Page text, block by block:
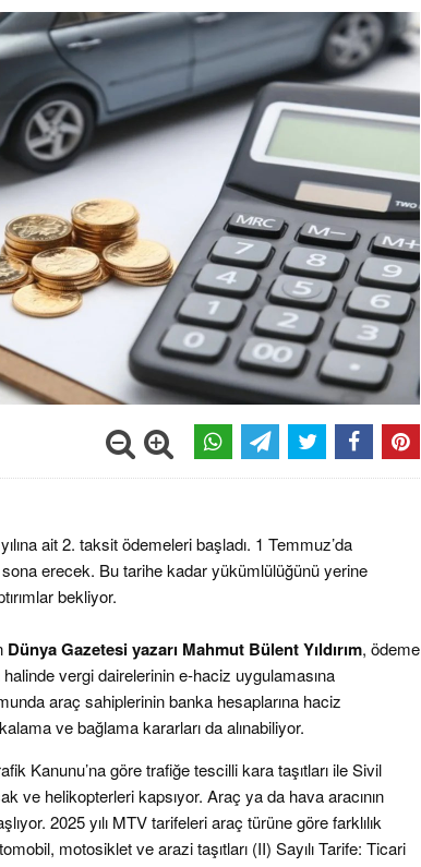
ait 2. taksit ödemeleri başladı. 1 Temmuz’da
erecek. Bu tarihe kadar yükümlülüğünü yerine
bekliyor.
Dünya Gazetesi yazarı Mahmut Bülent Yıldırım, ödeme
halinde vergi dairelerinin e-haciz uygulamasına
araç sahiplerinin banka hesaplarına haciz
ve bağlama kararları da alınabiliyor.
Kanunu’na göre trafiğe tescilli kara taşıtları ile Sivil
ve helikopterleri kapsıyor. Araç ya da hava aracının
2025 yılı MTV tarifeleri araç türüne göre farklılık
motosiklet ve arazi taşıtları (II) Sayılı Tarife: Ticari